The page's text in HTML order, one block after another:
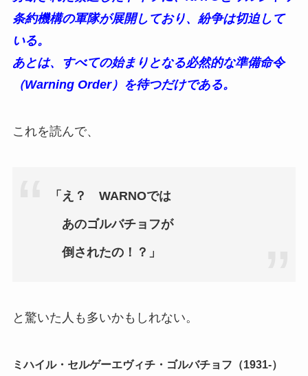
条約機構の軍隊が展開しており、紛争は切迫して
いる。
あとは、すべての始まりとなる必然的な準備命令
（Warning Order）を待つだけである。
これを読んで、
「え？ WARNOでは
あのゴルバチョフが
倒されたの！？」
と驚いた人も多いかもしれない。
ミハイル・セルゲーエヴィチ・ゴルバチョフ（1931-）